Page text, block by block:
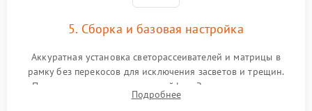
5. Сборка и базовая настройка
Аккуратная установка светорассеивателей и матрицы в
рамку без перекосов для исключения засветов и трещин.
Подключение внутренних шлейфов. Закрытие корпуса.
Сброс настроек и обновление программного обеспечения.
Подробнее